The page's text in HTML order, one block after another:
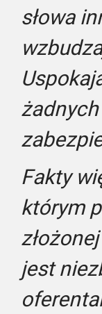
słowa
Fakty
którym
jest